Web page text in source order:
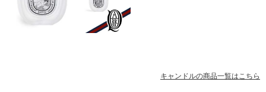
キャンドルの商品一覧はこちら